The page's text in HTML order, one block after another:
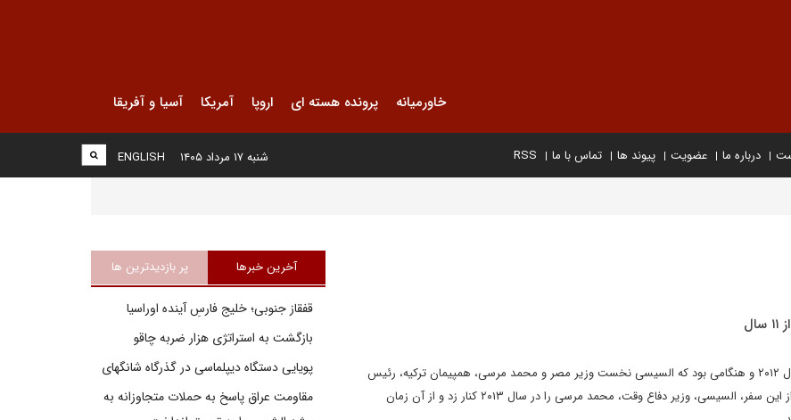
خاورمیانه پرونده هسته ای اروپا آمریکا آسیا و آفریقا
درباره ما عضویت پیوند ها تماس با ما RSS
ENGLISH شنبه ۱۷ مرداد ۱۴۰۵
آخرین سفر اردوغان به مصر در سال ۲۰۱۲ و هنگامی بود که السیسی نخست وزیر مصر و محمد مرسی، همپیمان ترکیه، رئیس
جمهوری مصر بود. یک سال پس از این سفر، السیسی، وزیر دفاع وقت، محمد مرسی را در سال ۲۰۱۳ کنار زد و از آن زمان
آخرین خبرها پر بازدیدترین ها
قفقاز جنوبی؛ خلیج فارسِ آینده اوراسیا
بازگشت به استراتژی هزار ضربه چاقو
پویایی دستگاه دیپلماسی در گذرگاه شانگهای
مقاومت عراق پاسخ به حملات متجاوزانه به